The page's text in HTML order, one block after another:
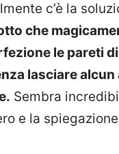
c’è la
che
le pareti
lasciare alcun
Sembra
e la